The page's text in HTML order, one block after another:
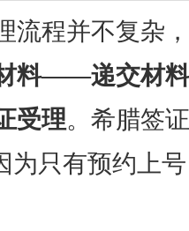
流程并不复杂
料——递交材
受理。希腊签
为只有预约上